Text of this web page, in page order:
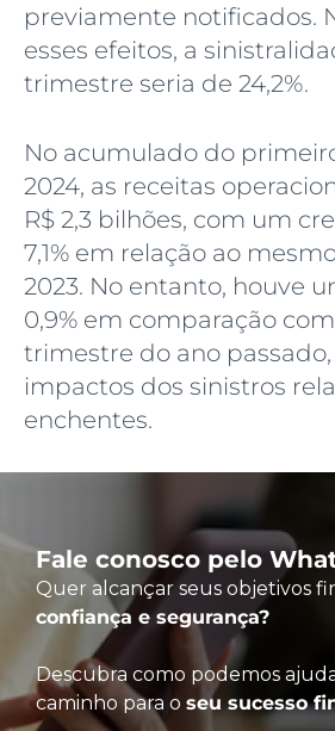
previamente notificados.
esses efeitos, a
trimestre seria de 24,2%.
No acumulado do
2024, as receitas
R$ 2,3 bilhões, com um
7,1% em relação ao
2023. No entanto, houve
0,9% em comparação
trimestre do ano
impactos dos sinistros
enchentes.
Fale conosco pelo
Quer alcançar seus objetivos
confiança e segurança?
Descubra como podemos
caminho para o seu sucesso